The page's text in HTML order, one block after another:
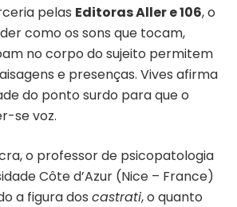
pelas Editoras Aller e 106, o
como os sons que tocam,
no corpo do sujeito permitem
e presenças. Vives afirma
do ponto surdo para que o
se voz.
o professor de psicopatologia
Côte d’Azur (Nice – France)
a figura dos castrati, o quanto